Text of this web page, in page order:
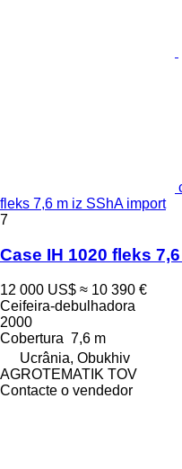
fleks 7,6 m iz SShA import
7
Case IH 1020 fleks
12 000 US$ ≈ 10 390 €
Ceifeira-debulhadora
2000
Cobertura 7,6 m
Ucrânia, Obukhiv
AGROTEMATIK TOV
Contacte o vendedor